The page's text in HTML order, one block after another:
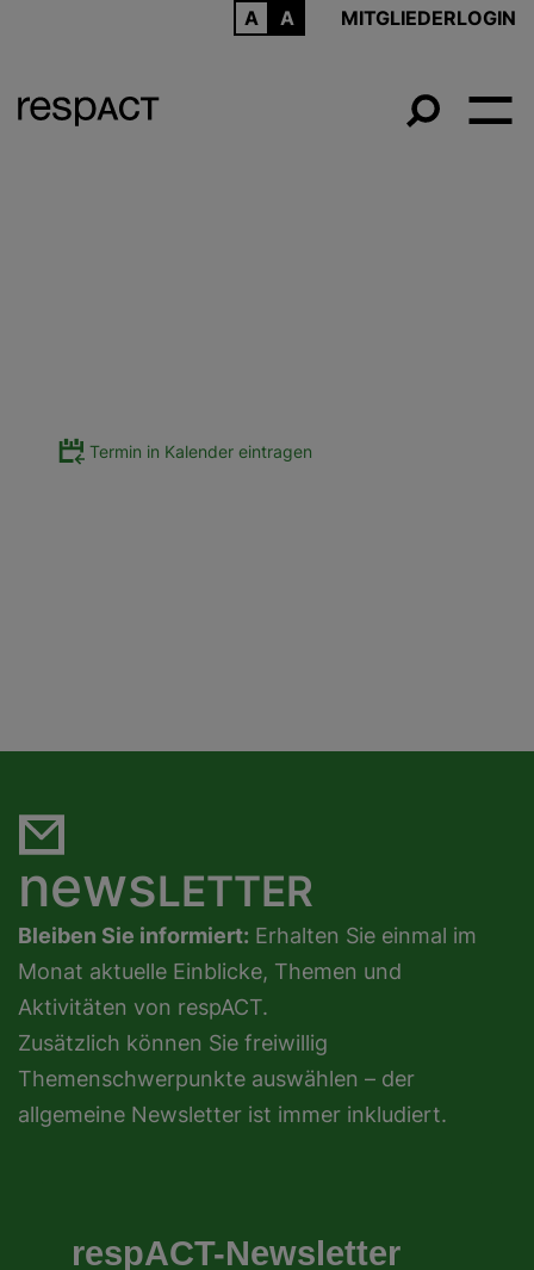
MITGLIEDERLOGIN
Termin in Kalender eintragen
newsLETTER
Bleiben Sie informiert: Erhalten Sie einmal im
Monat aktuelle Einblicke, Themen und
Aktivitäten von respACT.
Zusätzlich können Sie freiwillig
Themenschwerpunkte auswählen – der
allgemeine Newsletter ist immer inkludiert.